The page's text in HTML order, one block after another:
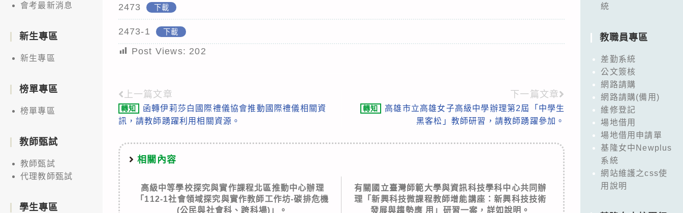
2473 下載
2473-1 下載
Post Views: 202
Read
more
上一篇文章
轉知
函轉伊莉莎白國際禮儀協會推動國際禮儀相關資
訊，請教師踴躍利用相關資源。
下一篇文章
轉知
高雄市立高雄女子高級中學辦理第2屆「中學生
黑客松」教師研習，請教師踴躍參加。
相關內容
高級中等學校探究與實作課程北區推動中心辦理
「112-1社會領域探究與實作教師工作坊-碳排危機
(公民與社會科、跨科場)」。
有關國立臺灣師範大學與資訊科技學科中心共同辦
理「新興科技微課程教師增能講座：新興科技技術
發展與趨勢應 用」研習一案，詳如說明。
會考最新消息
新生專區
新生專區
榜單專區
榜單專區
教師甄試
教師甄試
代理教師甄試
學生專區
統
教職員專區
差勤系統
公文簽核
網路請購
網路請購(備用)
維修登記
場地借用
場地借用申請單
基隆女中Newplus
系統
網站維護之css使
用說明